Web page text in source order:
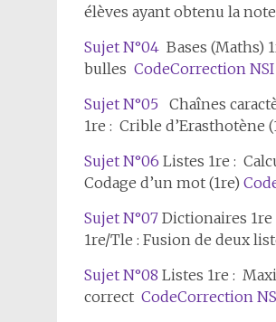
élèves ayant obtenu la
Sujet N°04 Bases (Maths)
bulles CodeCorrection
Sujet N°05
Chaînes
1re : Crible d’Erasthotène
Sujet N°06 Listes 1re :
Codage d’un mot (1re)
Sujet N°07 Dictionaires
1re/Tle : Fusion de deux
Sujet N°08 Listes 1re :
correct CodeCorrection